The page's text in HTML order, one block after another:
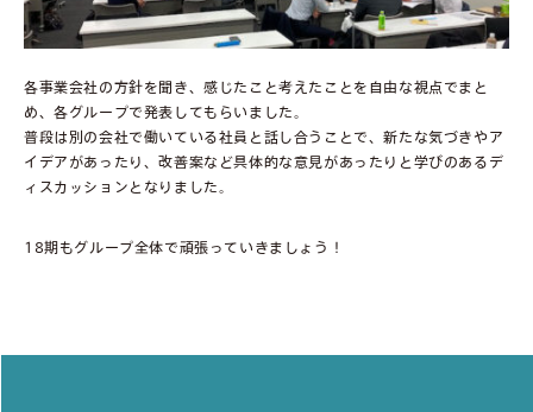
各事業会社の方針を聞き、感じたこと考えたことを自由な視点でまと
め、各グループで発表してもらいました。
普段は別の会社で働いている社員と話し合うことで、新たな気づきやア
イデアがあったり、改善案など具体的な意見があったりと学びのあるデ
ィスカッションとなりました。
18期もグループ全体で頑張っていきましょう！